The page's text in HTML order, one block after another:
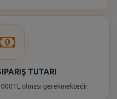
TUTARI
olması gerekmektedir.